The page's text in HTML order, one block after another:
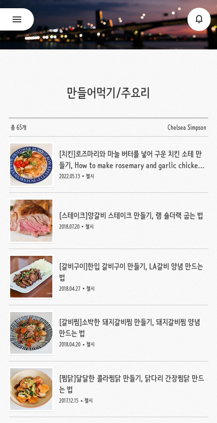
만들어먹기/주요리
총 65개 Chelsea Simpson
[치킨]로즈마리와 마늘 버터를 넣어 구운 치킨 소테 만
들기, How to make rosemary and garlic chicken
sauté
2022.05.13 첼시
[스테이크]양갈비 스테이크 만들기, 램 숄더랙 굽는 법
2018.07.20 첼시
[갈비구이]한입 갈비구이 만들기, LA갈비 양념 만드는
법
2018.04.27 첼시
[갈비찜]소박한 돼지갈비찜 만들기, 돼지갈비찜 양념
만드는 법
2018.04.20 첼시
[찜닭]달달한 콜라찜닭 만들기, 닭다리 간장찜닭 만드
는 법
2017.12.15 첼시